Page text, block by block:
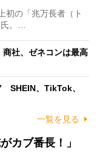
初の「兆万長者（ト
氏。…
商社、ゼネコンは最高
SHEIN、TikTok、
一覧を見る
カブ番長！」